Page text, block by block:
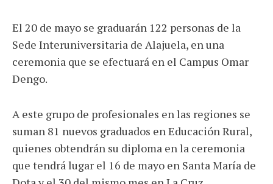
El 20 de mayo se graduarán 122 personas de la
Sede Interuniversitaria de Alajuela, en una
ceremonia que se efectuará en el Campus Omar
Dengo.
A este grupo de profesionales en las regiones se
suman 81 nuevos graduados en Educación Rural,
quienes obtendrán su diploma en la ceremonia
que tendrá lugar el 16 de mayo en Santa María de